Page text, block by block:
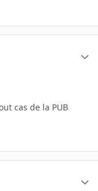
cas de la PUB